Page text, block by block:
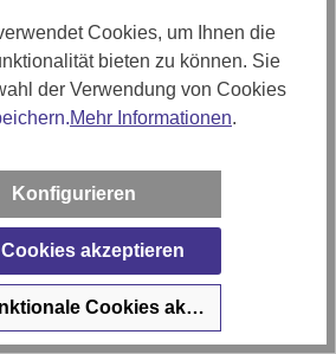
ca.252cm, Höhe: 102cm
48cm
Cookies, um Ihnen die
bieten zu können. Sie
der Verwendung von Cookies
Mehr Informationen.
Konfigurieren
akzeptieren
Cookies akzeptieren